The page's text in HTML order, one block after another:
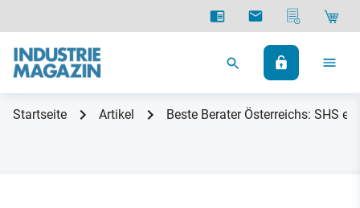
Startseite Artikel Beste Berater Österreichs: SHS